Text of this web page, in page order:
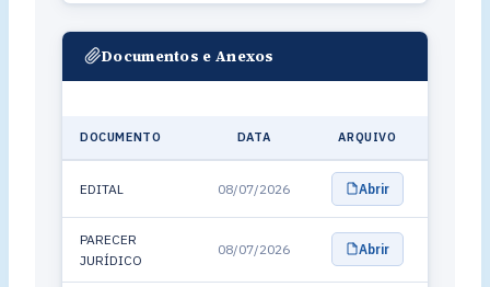
Documentos e Anexos
DOCUMENTO DATA ARQUIVO
EDITAL 08/07/2026 Abrir
PARECER
JURÍDICO
08/07/2026 Abrir